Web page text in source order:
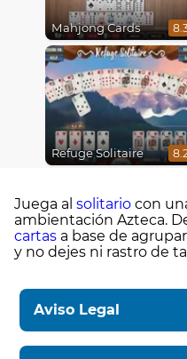
Mahjong Cards
Refuge Solitaire
Juega al solitario con
ambientación Azteca.
cartas a base de
y no dejes ni rastro de
Aviso Legal